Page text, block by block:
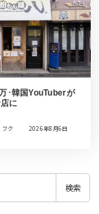
･韓国YouTuberが
に
フク 2026年8月6日
検索